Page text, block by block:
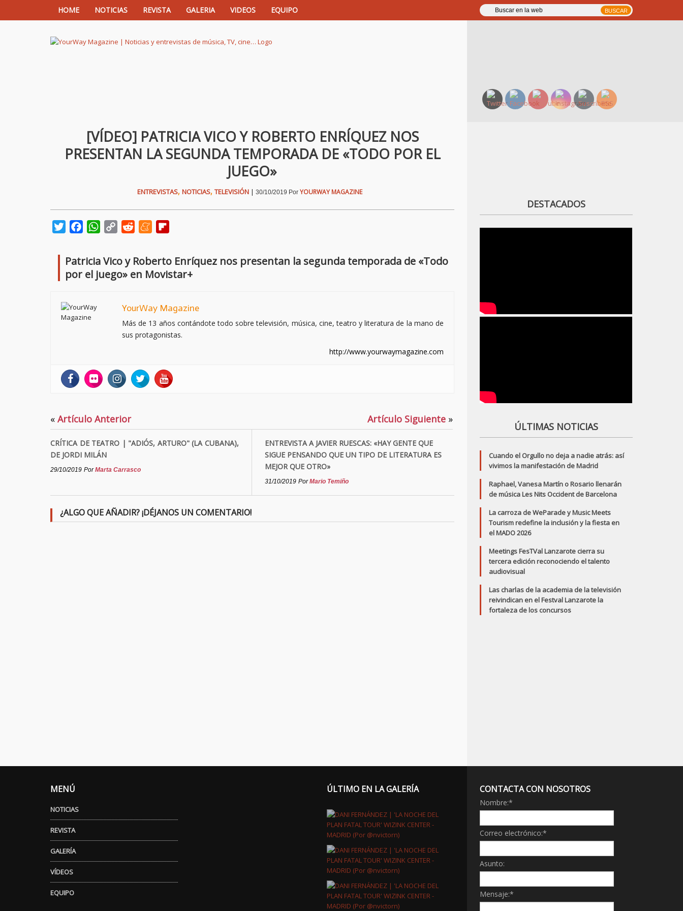
HOME NOTICIAS REVISTA GALERIA VIDEOS EQUIPO
[VÍDEO] PATRICIA VICO Y ROBERTO ENRÍQUEZ NOS
PRESENTAN LA SEGUNDA TEMPORADA DE «TODO POR EL
JUEGO»
ENTREVISTAS, NOTICIAS, TELEVISIÓN | 30/10/2019 Por YOURWAY MAGAZINE
TwitterFacebookWhatsApp
Copy
Reddit Meneame
Patricia Vico y Roberto Enríquez nos presentan la segunda temporada de «Todo
por el juego» en Movistar+
YourWay Magazine
Más de 13 años contándote todo sobre televisión, música, cine, teatro y literatura de la mano de
sus protagonistas.
http://www.yourwaymagazine.com
« Artículo Anterior
CRÍTICA DE TEATRO | "ADIÓS, ARTURO" (LA CUBANA),
DE JORDI MILÁN
29/10/2019 PorMarta Carrasco
Artículo Siguiente »
ENTREVISTA A JAVIER RUESCAS: «HAY GENTE QUE
SIGUE PENSANDO QUE UN TIPO DE LITERATURA ES
MEJOR QUE OTRO»
31/10/2019 PorMario Temiño
¿ALGO QUE AÑADIR? ¡DÉJANOS UN COMENTARIO!
DESTACADOS
ÚLTIMAS NOTICIAS
Cuando el Orgullo no deja a nadie atrás: así
vivimos la manifestación de Madrid
Raphael, Vanesa Martín o Rosario llenarán
de música Les Nits Occident de Barcelona
La carroza de WeParade y Music Meets
Tourism redefine la inclusión y la fiesta en
el MADO 2026
Meetings FesTVal Lanzarote cierra su
tercera edición reconociendo el talento
audiovisual
Las charlas de la academia de la televisión
reivindican en el Festval Lanzarote la
fortaleza de los concursos
MENÚ
NOTICIAS
REVISTA
GALERÍA
VÍDEOS
EQUIPO
ÚLTIMO EN LA GALERÍA CONTACTA CON NOSOTROS
Nombre:*
Correo electrónico:*
Asunto:
Mensaje:*